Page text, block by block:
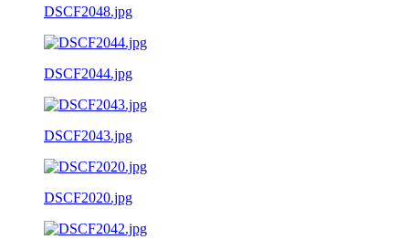
DSCF2048.jpg
DSCF2044.jpg
DSCF2043.jpg
DSCF2020.jpg